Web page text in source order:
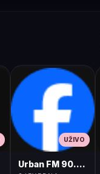
UŽIVO
Urban FM 90.8